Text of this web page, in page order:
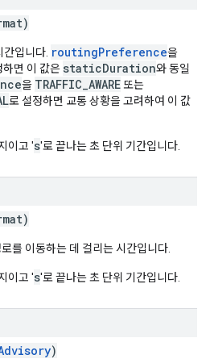
입니다. routingPreference을
하면 이 값은 staticDuration와 동일
을 TRAFFIC_AWARE 또는
로 설정하면 교통 상황을 고려하여 이 값
이고 's'로 끝나는 초 단위 기간입니다.
를 이동하는 데 걸리는 시간입니다.
이고 's'로 끝나는 초 단위 기간입니다.
)